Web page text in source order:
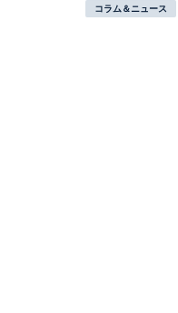
コラム＆ニュース